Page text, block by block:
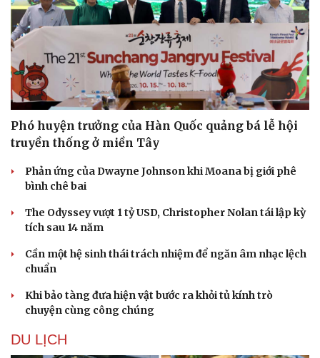
Phó huyện trưởng của Hàn Quốc quảng bá lễ hội
truyền thống ở miền Tây
Phản ứng của Dwayne Johnson khi Moana bị giới phê
bình chê bai
The Odyssey vượt 1 tỷ USD, Christopher Nolan tái lập kỳ
tích sau 14 năm
Cần một hệ sinh thái trách nhiệm để ngăn âm nhạc lệch
chuẩn
Khi bảo tàng đưa hiện vật bước ra khỏi tủ kính trò
chuyện cùng công chúng
DU LỊCH